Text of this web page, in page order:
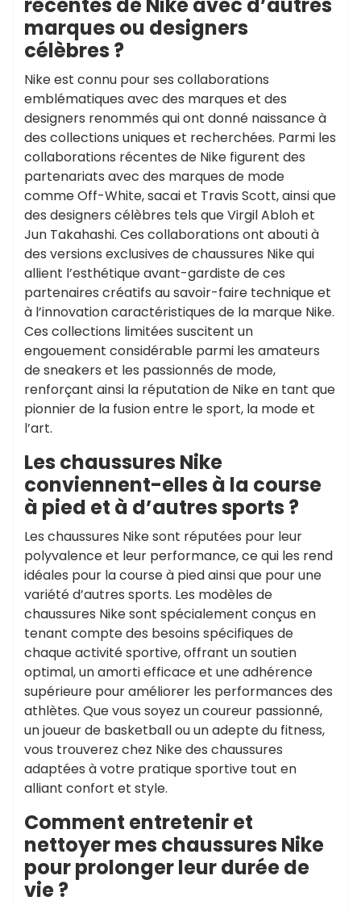
marques ou designers
célèbres ?
Nike est connu pour ses collaborations
emblématiques avec des marques et des
designers renommés qui ont donné naissance à
des collections uniques et recherchées. Parmi les
collaborations récentes de Nike figurent des
partenariats avec des marques de mode
comme Off-White, sacai et Travis Scott, ainsi que
des designers célèbres tels que Virgil Abloh et
Jun Takahashi. Ces collaborations ont abouti à
des versions exclusives de chaussures Nike qui
allient l’esthétique avant-gardiste de ces
partenaires créatifs au savoir-faire technique et
à l’innovation caractéristiques de la marque Nike.
Ces collections limitées suscitent un
engouement considérable parmi les amateurs
de sneakers et les passionnés de mode,
renforçant ainsi la réputation de Nike en tant que
pionnier de la fusion entre le sport, la mode et
l’art.
Les chaussures Nike
conviennent-elles à la course
à pied et à d’autres sports ?
Les chaussures Nike sont réputées pour leur
polyvalence et leur performance, ce qui les rend
idéales pour la course à pied ainsi que pour une
variété d’autres sports. Les modèles de
chaussures Nike sont spécialement conçus en
tenant compte des besoins spécifiques de
chaque activité sportive, offrant un soutien
optimal, un amorti efficace et une adhérence
supérieure pour améliorer les performances des
athlètes. Que vous soyez un coureur passionné,
un joueur de basketball ou un adepte du fitness,
vous trouverez chez Nike des chaussures
adaptées à votre pratique sportive tout en
alliant confort et style.
Comment entretenir et
nettoyer mes chaussures Nike
pour prolonger leur durée de
vie ?